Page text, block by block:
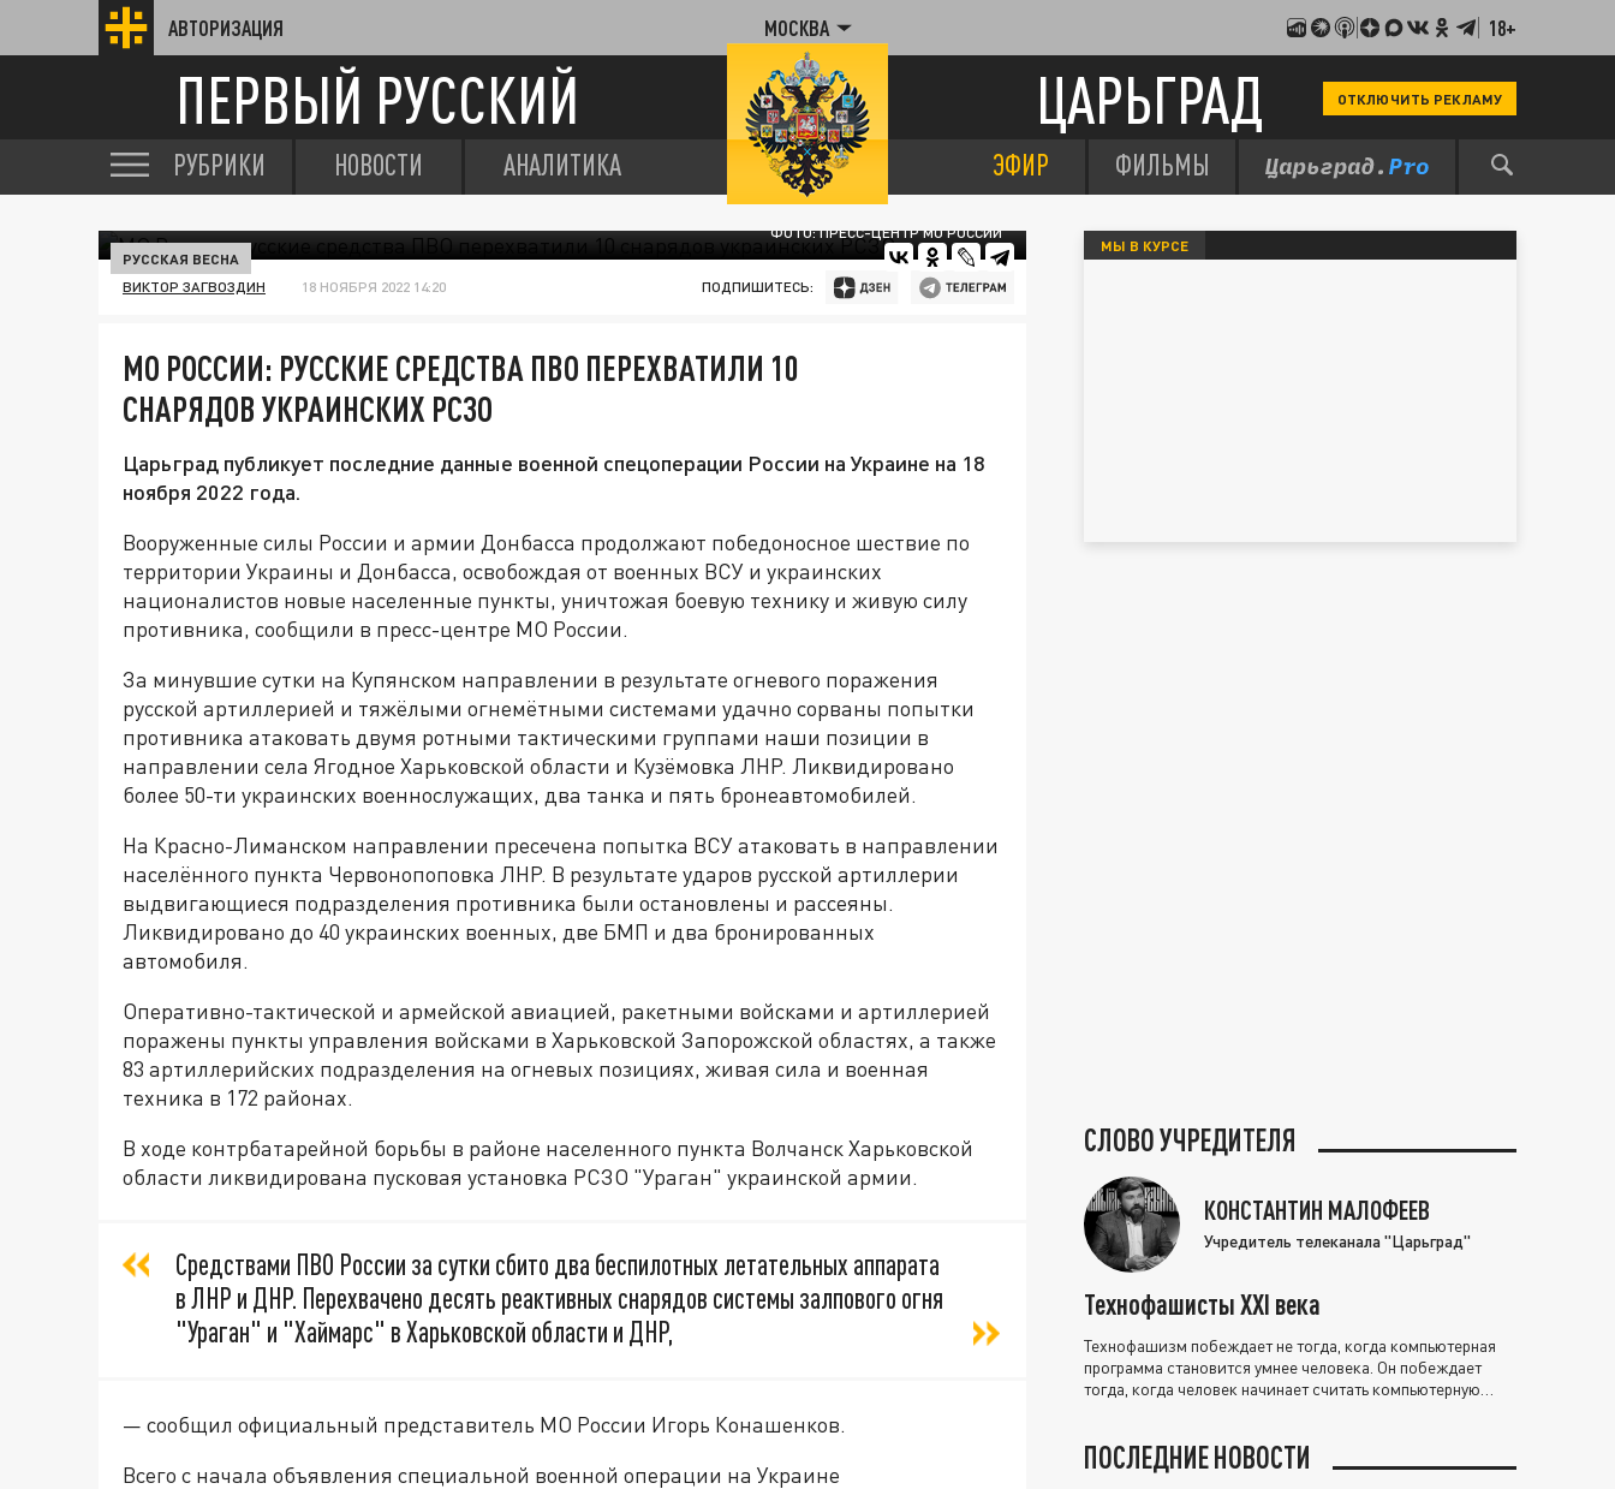
АВТОРИЗАЦИЯ МОСКВА 18+
ПЕРВЫЙ РУССКИЙ ЦАРЬГРАД ОТКЛЮЧИТЬ РЕКЛАМУ
РУБРИКИ НОВОСТИ АНАЛИТИКА ЭФИР ФИЛЬМЫ
ФОТО: ПРЕСС-ЦЕНТР МО РОССИИ
РУССКАЯ ВЕСНА
ВИКТОР ЗАГВОЗДИН 18 НОЯБРЯ 2022 14:20 ПОДПИШИТЕСЬ:
МО РОССИИ: РУССКИЕ СРЕДСТВА ПВО ПЕРЕХВАТИЛИ 10
СНАРЯДОВ УКРАИНСКИХ РСЗО
Царьград публикует последние данные военной спецоперации России на Украине на 18
ноября 2022 года.
Вооруженные силы России и армии Донбасса продолжают победоносное шествие по
территории Украины и Донбасса, освобождая от военных ВСУ и украинских
националистов новые населенные пункты, уничтожая боевую технику и живую силу
противника, сообщили в пресс-центре МО России.
За минувшие сутки на Купянском направлении в результате огневого поражения
русской артиллерией и тяжёлыми огнемётными системами удачно сорваны попытки
противника атаковать двумя ротными тактическими группами наши позиции в
направлении села Ягодное Харьковской области и Кузёмовка ЛНР. Ликвидировано
более 50-ти украинских военнослужащих, два танка и пять бронеавтомобилей.
На Красно-Лиманском направлении пресечена попытка ВСУ атаковать в направлении
населённого пункта Червонопоповка ЛНР. В результате ударов русской артиллерии
выдвигающиеся подразделения противника были остановлены и рассеяны.
Ликвидировано до 40 украинских военных, две БМП и два бронированных
автомобиля.
Оперативно-тактической и армейской авиацией, ракетными войсками и артиллерией
поражены пункты управления войсками в Харьковской Запорожской областях, а также
83 артиллерийских подразделения на огневых позициях, живая сила и военная
техника в 172 районах.
В ходе контрбатарейной борьбы в районе населенного пункта Волчанск Харьковской
области ликвидирована пусковая установка РСЗО "Ураган" украинской армии.
Средствами ПВО России за сутки сбито два беспилотных летательных аппарата
в ЛНР и ДНР. Перехвачено десять реактивных снарядов системы залпового огня
"Ураган" и "Хаймарс" в Харьковской области и ДНР,
— сообщил официальный представитель МО России Игорь Конашенков.
Всего с начала объявления специальной военной операции на Украине
МЫ В КУРСЕ
СЛОВО УЧРЕДИТЕЛЯ
КОНСТАНТИН МАЛОФЕЕВ
Учредитель телеканала "Царьград"
Технофашисты XXI века
Технофашизм побеждает не тогда, когда компьютерная
программа становится умнее человека. Он побеждает
тогда, когда человек начинает считать компьютерную
ПОСЛЕДНИЕ НОВОСТИ